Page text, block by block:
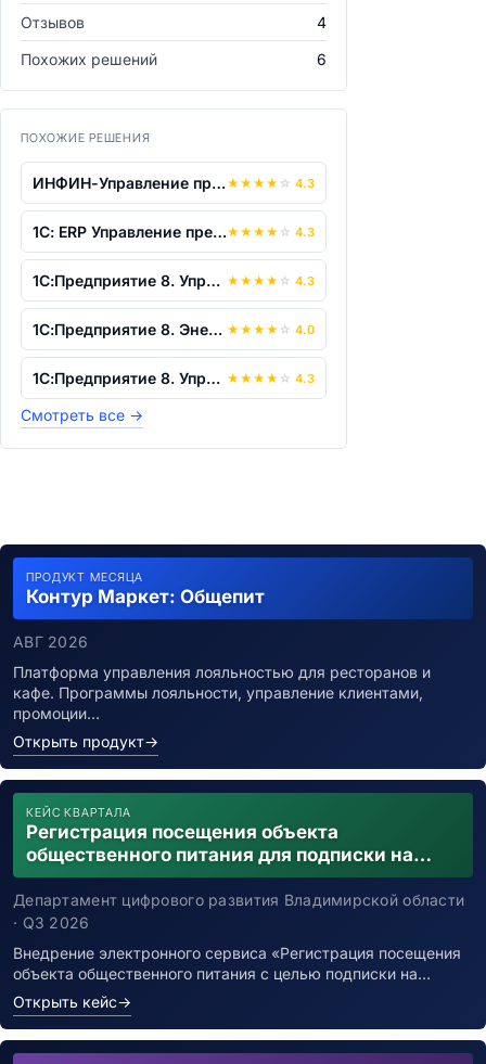
Отзывов
4
Похожих решений
6
ПОХОЖИЕ РЕШЕНИЯ
ИНФИН-Управление предприятием★ ★ ★ ★ ☆ 4.3
1С: ERP Управление предприятием 8★ ★ ★ ★ ☆ 4.3
1С:Предприятие 8. Управление предприят... ★ ★ ★ ★ ☆ 4.3
1С:Предприятие 8. Энергетика. Управлен... ★ ★ ★ ★ ☆ 4.0
1С:Предприятие 8. Управление теплосеть... ★ ★ ★ ★ ☆ 4.3
Смотреть все →
ПРОДУКТ МЕСЯЦА
Контур Маркет: Общепит
АВГ 2026
Платформа управления лояльностью для ресторанов и
кафе. Программы лояльности, управление клиентами,
промоции…
Открыть продукт→
КЕЙС КВАРТАЛА
Регистрация посещения объекта
общественного питания для подписки на
уведомления о возможном контакте с
заболевшим новой коронавирусной
инфекцией
Департамент цифрового развития Владимирской области
· Q3 2026
Внедрение электронного сервиса «Регистрация посещения
объекта общественного питания с целью подписки на…
Открыть кейс→